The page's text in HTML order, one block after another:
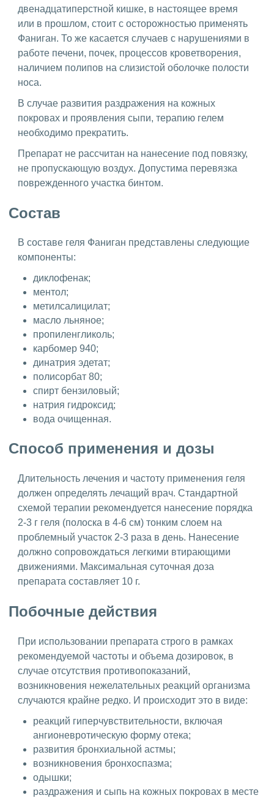
двенадцатиперстной кишке, в настоящее время
или в прошлом, стоит с осторожностью применять
Фаниган. То же касается случаев с нарушениями в
работе печени, почек, процессов кроветворения,
наличием полипов на слизистой оболочке полости
носа.
В случае развития раздражения на кожных
покровах и проявления сыпи, терапию гелем
необходимо прекратить.
Препарат не рассчитан на нанесение под повязку,
не пропускающую воздух. Допустима перевязка
поврежденного участка бинтом.
Состав
В составе геля Фаниган представлены следующие
компоненты:
диклофенак;
ментол;
метилсалицилат;
масло льняное;
пропиленгликоль;
карбомер 940;
динатрия эдетат;
полисорбат 80;
спирт бензиловый;
натрия гидроксид;
вода очищенная.
Способ применения и дозы
Длительность лечения и частоту применения геля
должен определять лечащий врач. Стандартной
схемой терапии рекомендуется нанесение порядка
2-3 г геля (полоска в 4-6 см) тонким слоем на
проблемный участок 2-3 раза в день. Нанесение
должно сопровождаться легкими втирающими
движениями. Максимальная суточная доза
препарата составляет 10 г.
Побочные действия
При использовании препарата строго в рамках
рекомендуемой частоты и объема дозировок, в
случае отсутствия противопоказаний,
возникновения нежелательных реакций организма
случаются крайне редко. И происходит это в виде:
реакций гиперчувствительности, включая
ангионевротическую форму отека;
развития бронхиальной астмы;
возникновения бронхоспазма;
одышки;
раздражения и сыпь на кожных покровах в месте